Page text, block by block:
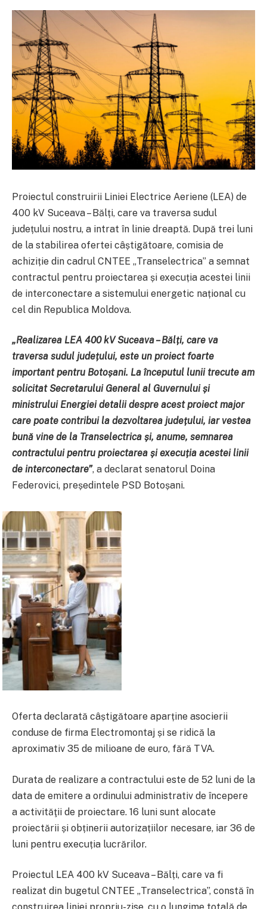
Proiectul construirii Liniei Electrice Aeriene (LEA) de
400 kV Suceava – Bălți, care va traversa sudul
județului nostru, a intrat în linie dreaptă. După trei luni
de la stabilirea ofertei câștigătoare, comisia de
achiziție din cadrul CNTEE „Transelectrica” a semnat
contractul pentru proiectarea și execuția acestei linii
de interconectare a sistemului energetic național cu
cel din Republica Moldova.
„Realizarea LEA 400 kV Suceava – Bălți, care va
traversa sudul județului, este un proiect foarte
important pentru Botoșani. La începutul lunii trecute am
solicitat Secretarului General al Guvernului și
ministrului Energiei detalii despre acest proiect major
care poate contribui la dezvoltarea județului, iar vestea
bună vine de la Transelectrica și, anume, semnarea
contractului pentru proiectarea și execuția acestei linii
de interconectare”, a declarat senatorul Doina
Federovici, președintele PSD Botoșani.
Oferta declarată câștigătoare aparține asocierii
conduse de firma Electromontaj și se ridică la
aproximativ 35 de milioane de euro, fără TVA.
Durata de realizare a contractului este de 52 luni de la
data de emitere a ordinului administrativ de începere
a activităţii de proiectare. 16 luni sunt alocate
proiectării și obținerii autorizațiilor necesare, iar 36 de
luni pentru execuția lucrărilor.
Proiectul LEA 400 kV Suceava – Bălți, care va fi
realizat din bugetul CNTEE „Transelectrica”, constă în